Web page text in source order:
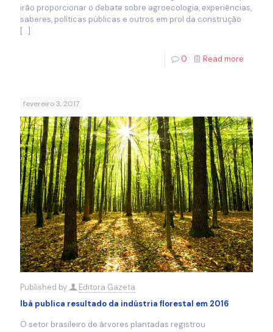
irão proporcionar o debate sobre agroecologia, experiências,
saberes, políticas públicas e outros em prol da construção
[…]
0 Read more
fevereiro 3, 2017
Published by
Editora Gazeta
Ibá publica resultado da indústria florestal em 2016
O setor brasileiro de árvores plantadas registrou